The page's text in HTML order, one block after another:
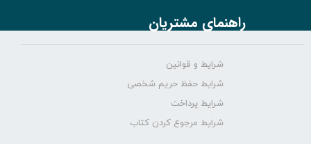
راهنمای مشتریان
شرایط و قوانین
شرایط حفظ حریم شخصی
شرایط پرداخت
شرایط مرجوع کردن کتاب